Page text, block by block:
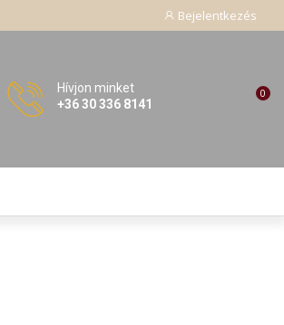
Bejelentkezés
Hívjon minket
+36 30 336 8141
0